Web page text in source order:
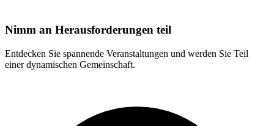
Nimm an Herausforderungen teil
Entdecken Sie spannende Veranstaltungen und werden Sie Teil
einer dynamischen Gemeinschaft.